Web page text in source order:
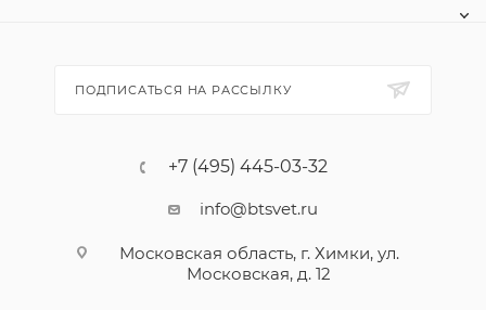
ПОДПИСАТЬСЯ НА РАССЫЛКУ
+7 (495) 445-03-32
info@btsvet.ru
Московская область, г. Химки, ул.
Московская, д. 12